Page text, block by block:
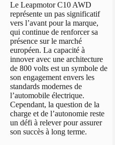
Le Leapmotor C10 AWD
représente un pas significatif
vers l’avant pour la marque,
qui continue de renforcer sa
présence sur le marché
européen. La capacité à
innover avec une architecture
de 800 volts est un symbole de
son engagement envers les
standards modernes de
l’automobile électrique.
Cependant, la question de la
charge et de l’autonomie reste
un défi à relever pour assurer
son succès à long terme.